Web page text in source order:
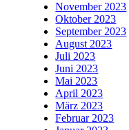
November 2023
Oktober 2023
September 2023
August 2023
Juli 2023
Juni 2023
Mai 2023
April 2023
März 2023
Februar 2023